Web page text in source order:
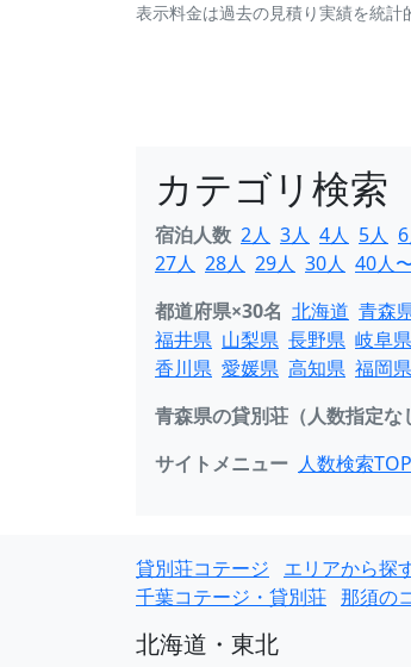
表示料金は過去の見積り実績を統計
カテゴリ検索
宿泊人数 2人 3人 4人 5人
27人 28人 29人 30人 40人
都道府県×30名 北海道 青森
福井県 山梨県 長野県 岐阜県
香川県 愛媛県 高知県 福岡県
青森県の貸別荘（人数指定な
サイトメニュー 人数検索TOP
貸別荘コテージ エリアから探
千葉コテージ・貸別荘 那須の
北海道・東北